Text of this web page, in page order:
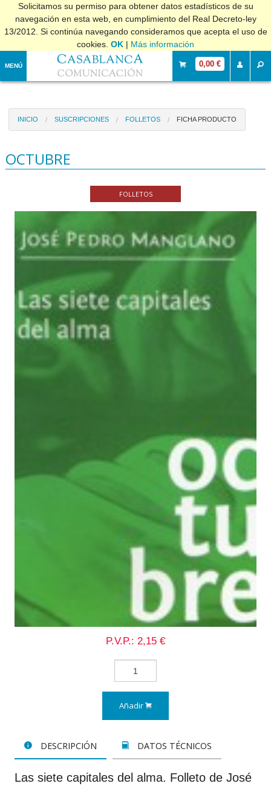
Solicitamos su permiso para obtener datos estadísticos de su
navegación en esta web, en cumplimiento del Real Decreto-ley
13/2012. Si continúa navegando consideramos que acepta el uso de
cookies. OK | Más información
MENÚ 0,00 €
INICIO SUSCRIPCIONES FOLLETOS FICHA PRODUCTO
OCTUBRE
FOLLETOS
P.V.P.: 2,15 €
Añadir
DESCRIPCIÓN DATOS TÉCNICOS
Las siete capitales del alma. Folleto de José